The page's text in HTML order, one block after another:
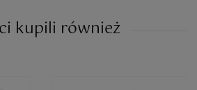
kupili również